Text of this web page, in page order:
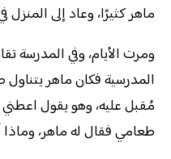
ماهر كثيرًا، وعاد إلى
ومرت الأيام، وفي المدرسة
المدرسية فكان ماهر
مُقبل عليه، وهو يقول
طعامي فقال له ماهر، وماذا